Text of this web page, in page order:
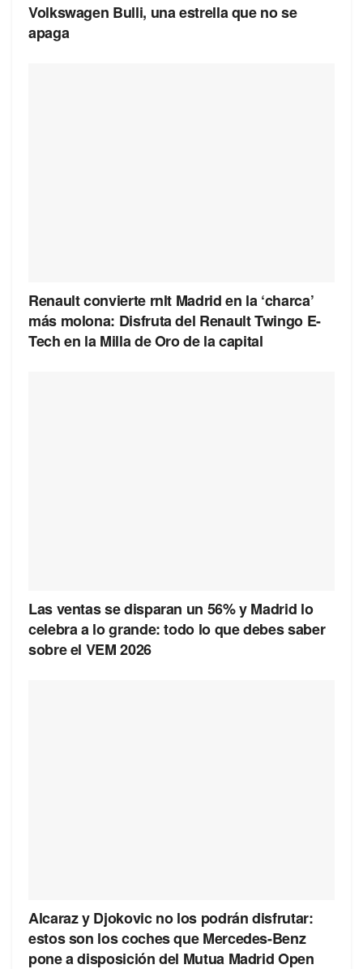
Volkswagen Bulli, una estrella que no se
apaga
Renault convierte rnlt Madrid en la ‘charca’
más molona: Disfruta del Renault Twingo E-
Tech en la Milla de Oro de la capital
Las ventas se disparan un 56% y Madrid lo
celebra a lo grande: todo lo que debes saber
sobre el VEM 2026
Alcaraz y Djokovic no los podrán disfrutar:
estos son los coches que Mercedes-Benz
pone a disposición del Mutua Madrid Open